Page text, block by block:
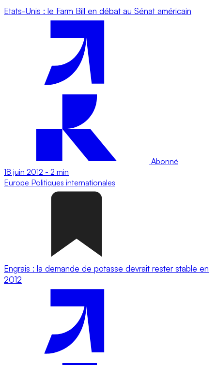
Etats-Unis : le Farm Bill en débat au Sénat américain
Abonné
18 juin 2012 - 2 min
Europe Politiques internationales
Engrais : la demande de potasse devrait rester stable en
2012